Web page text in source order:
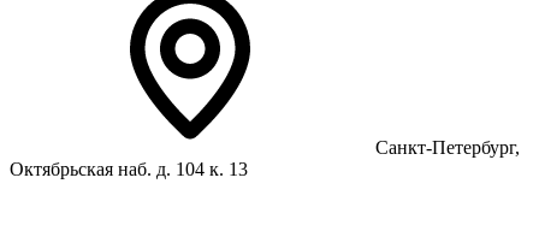
Санкт-Петербург,
Октябрьская наб. д. 104 к. 13